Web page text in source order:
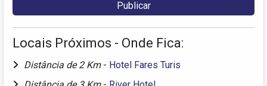
Locais Próximos - Onde Fica:
Distância de 2 Km - Hotel Fares Turis